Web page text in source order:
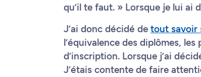
qu’il te faut. » Lorsque je lui ai
J’ai donc décidé de tout savoir
l’équivalence des diplômes,
d’inscription. Lorsque j’ai
J’étais contente de faire